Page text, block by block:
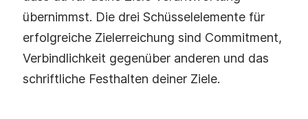
übernimmst. Die drei Schüsselelemente für
erfolgreiche Zielerreichung sind Commitment,
Verbindlichkeit gegenüber anderen und das
schriftliche Festhalten deiner Ziele.